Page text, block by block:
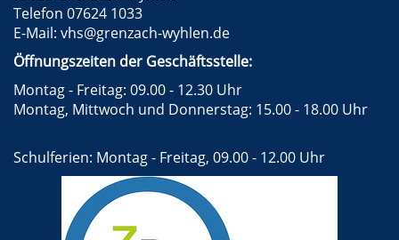
Telefon 07624 1033
E-Mail: vhs@grenzach-wyhlen.de
Öffnungszeiten der Geschäftsstelle:
Montag - Freitag: 09.00 - 12.30 Uhr
Montag, Mittwoch und Donnerstag: 15.00 - 18.00 Uhr
Schulferien: Montag - Freitag, 09.00 - 12.00 Uhr